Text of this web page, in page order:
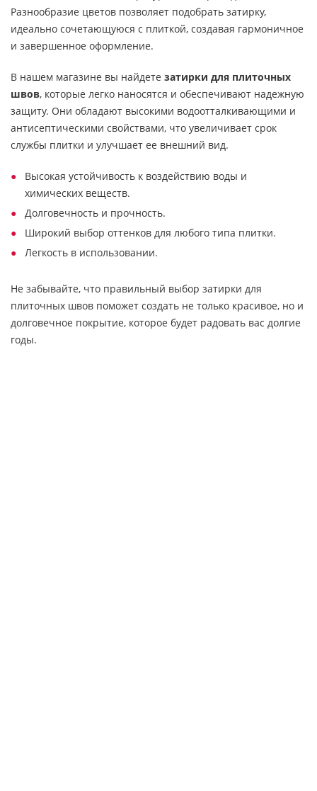
Разнообразие цветов позволяет подобрать затирку,
идеально сочетающуюся с плиткой, создавая гармоничное
и завершенное оформление.
В нашем магазине вы найдете затирки для плиточных
швов, которые легко наносятся и обеспечивают надежную
защиту. Они обладают высокими водоотталкивающими и
антисептическими свойствами, что увеличивает срок
службы плитки и улучшает ее внешний вид.
Высокая устойчивость к воздействию воды и
химических веществ.
Долговечность и прочность.
Широкий выбор оттенков для любого типа плитки.
Легкость в использовании.
Не забывайте, что правильный выбор затирки для
плиточных швов поможет создать не только красивое, но и
долговечное покрытие, которое будет радовать вас долгие
годы.